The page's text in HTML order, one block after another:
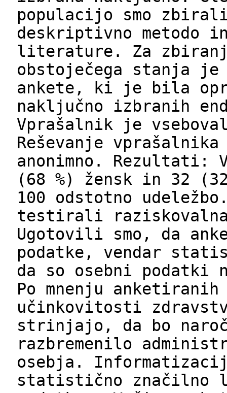
populacijo smo
deskriptivno metodo
literature. Za
obstoječega stanja
ankete, ki je bila
naključno izbranih
Vprašalnik je
Reševanje
anonimno. Rezultati:
(68 %) žensk in 32
100 odstotno
testirali
Ugotovili smo, da
podatke, vendar
da so osebni podatki
Po mnenju
učinkovitosti
strinjajo, da bo
razbremenilo
osebja.
statistično značilno